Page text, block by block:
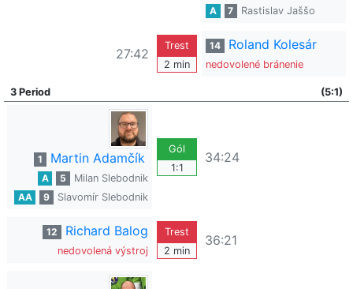
A 7 Rastislav Jaššo
27:42
Trest
2 min
14 Roland Kolesár
nedovolené bránenie
3 Period (5:1)
1 Martin Adamčík
A 5
Milan Slebodnik
AA
9 Slavomír Slebodnik
Gól
1:1
34:24
12 Richard Balog
nedovolená výstroj
Trest
2 min
36:21